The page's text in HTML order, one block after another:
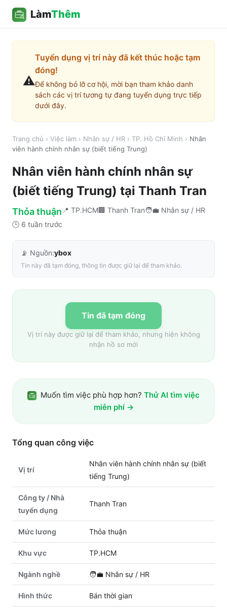
LàmThêm
⚠️
Tuyển dụng vị trí này đã kết thúc hoặc tạm
đóng!
Để không bỏ lỡ cơ hội, mời bạn tham khảo danh
sách các vị trí tương tự đang tuyển dụng trực tiếp
dưới đây.
Trang chủ › Việc làm › Nhân sự / HR › TP. Hồ Chí Minh › Nhân
viên hành chính nhân sự (biết tiếng Trung)
Nhân viên hành chính nhân sự
(biết tiếng Trung) tại Thanh Tran
Thỏa thuận 📍 TP.HCM🏢 Thanh Tran🧑‍💼 Nhân sự / HR
🕒 6 tuần trước
📡 Nguồn:ybox
Tin này đã tạm đóng, thông tin được giữ lại để tham khảo.
Tin đã tạm đóng
Vị trí này được giữ lại để tham khảo, nhưng hiện không
nhận hồ sơ mới
Muốn tìm việc phù hợp hơn? Thử AI tìm việc
miễn phí →
Tổng quan công việc
Vị trí
Nhân viên hành chính nhân sự (biết
tiếng Trung)
Công ty / Nhà
tuyển dụng
Thanh Tran
Mức lương Thỏa thuận
Khu vực TP.HCM
Ngành nghề 🧑‍💼 Nhân sự / HR
Hình thức Bán thời gian